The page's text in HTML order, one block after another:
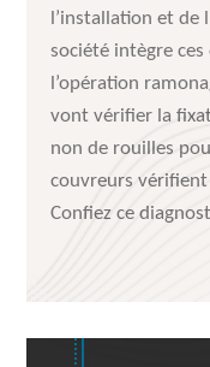
l’installation et de
société intègre
l’opération
vont vérifier la
non de rouilles
couvreurs vérifient
Confiez ce